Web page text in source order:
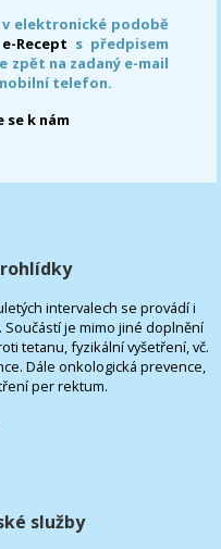
elektronické podobě
e-Recept s předpisem
zpět na zadaný e-mail
telefon.
k nám
intervalech se provádí i
je mimo jiné doplnění
tetanu, fyzikální vyšetření, vč.
Dále onkologická prevence,
per rektum.
služby